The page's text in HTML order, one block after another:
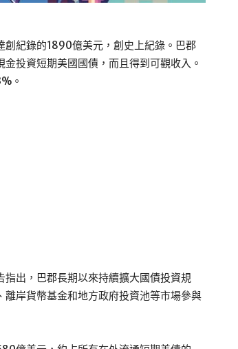
創紀錄的1890億美元，創史上紀錄。巴郡
投資短期美國國債，而且得到可觀收入。
。
出，巴郡長期以來持續擴大國債投資規
岸貨幣基金和地方政府投資池等市場參與